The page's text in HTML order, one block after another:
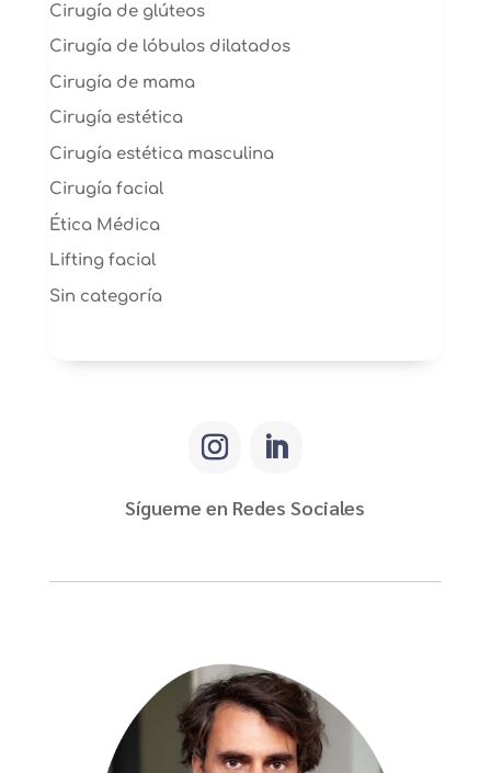
Cirugía de glúteos
Cirugía de lóbulos dilatados
Cirugía de mama
Cirugía estética
Cirugía estética masculina
Cirugía facial
Ética Médica
Lifting facial
Sin categoría
Sígueme en Redes Sociales